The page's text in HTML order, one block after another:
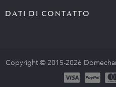
DATI DI CONTATTO
Copyright © 2015-2026